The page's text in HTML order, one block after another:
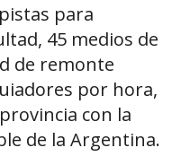
para
45 medios de
de remonte
por hora,
con la
de la Argentina.